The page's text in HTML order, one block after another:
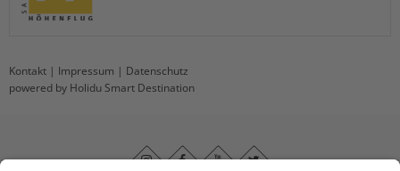
Kontakt | Impressum | Datenschutz
powered by Holidu Smart Destination